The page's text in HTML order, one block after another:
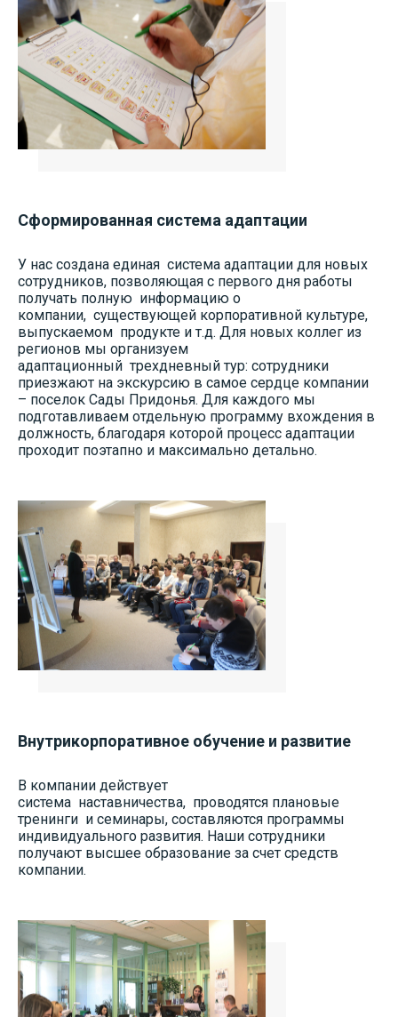
Сформированная система адаптации
У нас создана единая система адаптации для новых
сотрудников, позволяющая с первого дня работы
получать полную информацию о
компании, существующей корпоративной культуре,
выпускаемом продукте и т.д. Для новых коллег из
регионов мы организуем
адаптационный трехдневный тур: сотрудники
приезжают на экскурсию в самое сердце компании
– поселок Сады Придонья. Для каждого мы
подготавливаем отдельную программу вхождения в
должность, благодаря которой процесс адаптации
проходит поэтапно и максимально детально.
Внутрикорпоративное обучение и развитие
В компании действует
система наставничества, проводятся плановые
тренинги и семинары, составляются программы
индивидуального развития. Наши сотрудники
получают высшее образование за счет средств
компании.